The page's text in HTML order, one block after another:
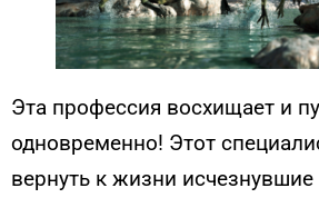
Эта профессия восхищает и
одновременно! Этот
вернуть к жизни